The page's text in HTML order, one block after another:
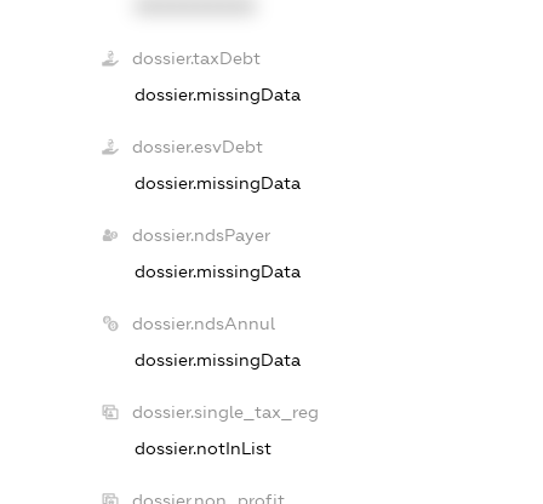
dossier.taxDebt
dossier.missingData
dossier.esvDebt
dossier.missingData
dossier.ndsPayer
dossier.missingData
dossier.ndsAnnul
dossier.missingData
dossier.single_tax_reg
dossier.notInList
dossier.non_profit